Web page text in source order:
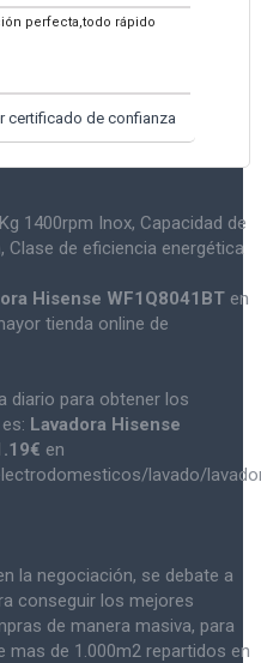
perfecta,todo rápido
certificado de confianza
1400rpm Inox, Capacidad de
Clase de eficiencia energética
Hisense WF1Q8041BT en
tienda online de
diario para obtener los
Lavadora Hisense
€ en
lavado/
la negociación, se debate a
conseguir los mejores
de manera masiva, para
mas de 1.000m2 repartidos en